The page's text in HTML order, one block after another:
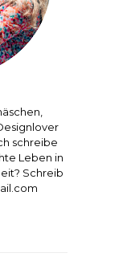
schreibe
Leben in
Schreib